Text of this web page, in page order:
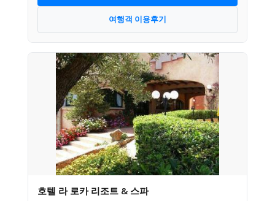
여행객 이용후기
호텔 라 로카 리조트 & 스파